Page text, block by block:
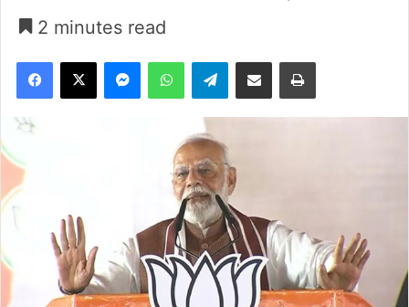
2 minutes read
Facebook
X MessengerWhatsAppTelegramShare via Email Print